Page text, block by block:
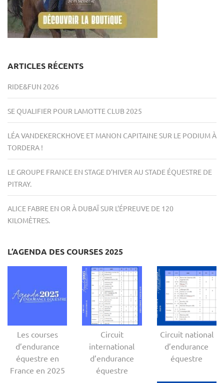
ARTICLES RÉCENTS
RIDE&FUN 2026
SE QUALIFIER POUR LAMOTTE CLUB 2025
LÉA VANDEKERCKHOVE ET MANON CAPITAINE SUR LE PODIUM À
TORDERA !
LE GROUPE FRANCE EN STAGE D’HIVER AU STADE ÉQUESTRE DE
PITRAY.
ALICE FABRE EN OR À DUBAÏ SUR L’ÉPREUVE DE 120
KILOMÈTRES.
L’AGENDA DES COURSES 2025
Les courses
d’endurance
équestre en
France en 2025
Circuit
international
d’endurance
équestre
Circuit national
d’endurance
équestre